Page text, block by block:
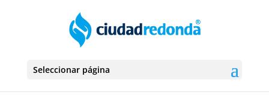
Seleccionar página